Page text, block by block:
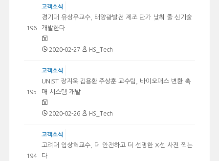
196
고객소식
경기대 유상우교수, 태양광발전 제조 단가 낮춰 줄 신기술
개발한다
2020-02-27 HS_Tech
195
고객소식
UNIST 장지욱·김용환·주상훈 교수팀, 바이오매스 변환 촉
매 시스템 개발
2020-02-26 HS_Tech
194
고객소식
고려대 임상혁교수, 더 안전하고 더 선명한 X선 사진 찍는
다